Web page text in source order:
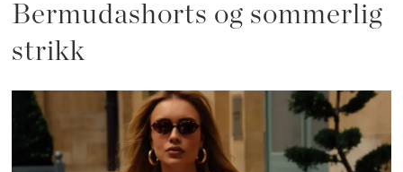
Bermudashorts og sommerlig
strikk